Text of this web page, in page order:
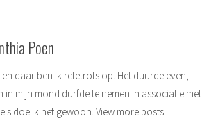
Poen
en daar ben ik retetrots op. Het duurde even,
mijn mond durfde te nemen in associatie met
doe ik het gewoon. View more posts